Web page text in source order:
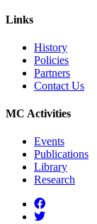
Links
History
Policies
Partners
Contact Us
MC Activities
Events
Publications
Library
Research